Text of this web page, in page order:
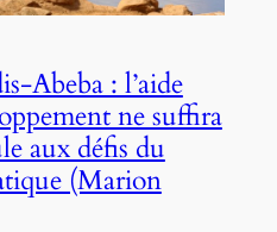
Abeba : l’aide
ne suffira
aux défis du
(Marion